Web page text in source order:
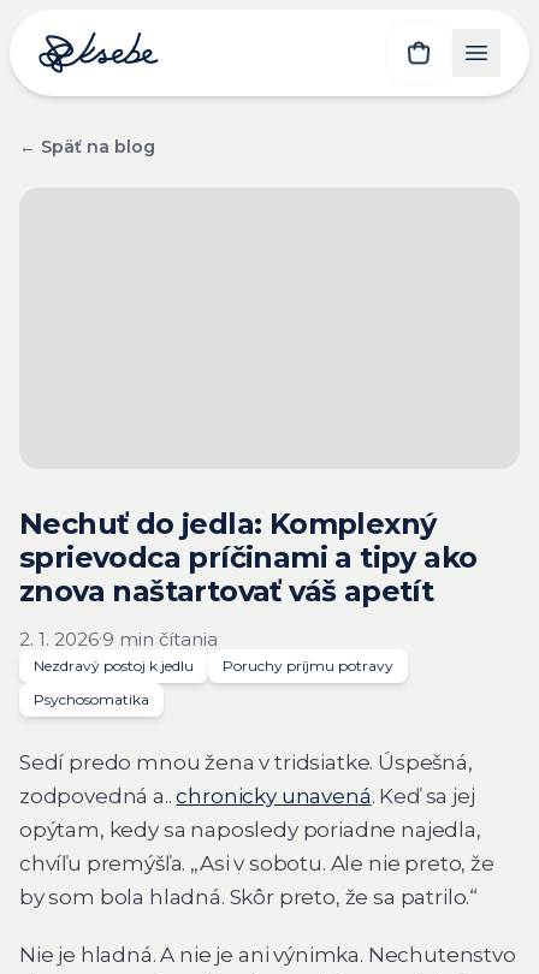
← Späť na blog
Nechuť do jedla: Komplexný
sprievodca príčinami a tipy ako
znova naštartovať váš apetít
2. 1. 2026·9 min čítania
Nezdravý postoj k jedlu
Poruchy príjmu potravy
Psychosomatika
Sedí predo mnou žena v tridsiatke. Úspešná,
zodpovedná a..chronicky unavená. Keď sa jej
opýtam, kedy sa naposledy poriadne najedla,
chvíľu premýšľa. „Asi v sobotu. Ale nie preto, že
by som bola hladná. Skôr preto, že sa patrilo.“
Nie je hladná. A nie je ani výnimka. Nechutenstvo